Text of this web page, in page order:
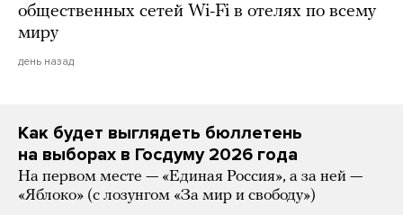
общественных сетей Wi-Fi в отелях по всему
миру
день назад
Как будет выглядеть бюллетень
на выборах в Госдуму 2026 года
На первом месте — «Единая Россия», а за ней —
«Яблоко» (с лозунгом «За мир и свободу»)